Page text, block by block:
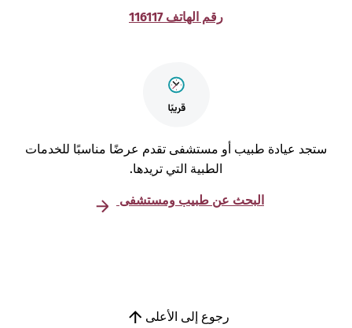
رقم الهاتف 116117
عيادة طبيب أو مستشفى تقدم عرضًا مناسبًا للخدمات
الطبية التي تريدها.
البحث عن طبيب ومستشفى
رجوع إلى الأعلى